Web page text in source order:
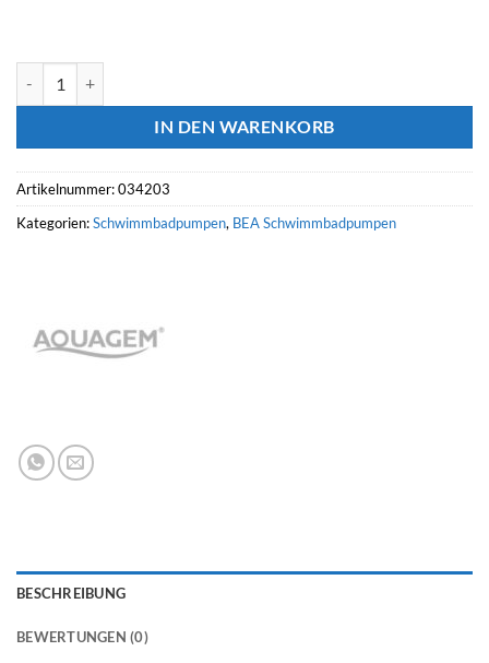
IN DEN WARENKORB
Artikelnummer:034203
Kategorien:Schwimmbadpumpen, BEA Schwimmbadpumpen
BESCHREIBUNG
BEWERTUNGEN (0)